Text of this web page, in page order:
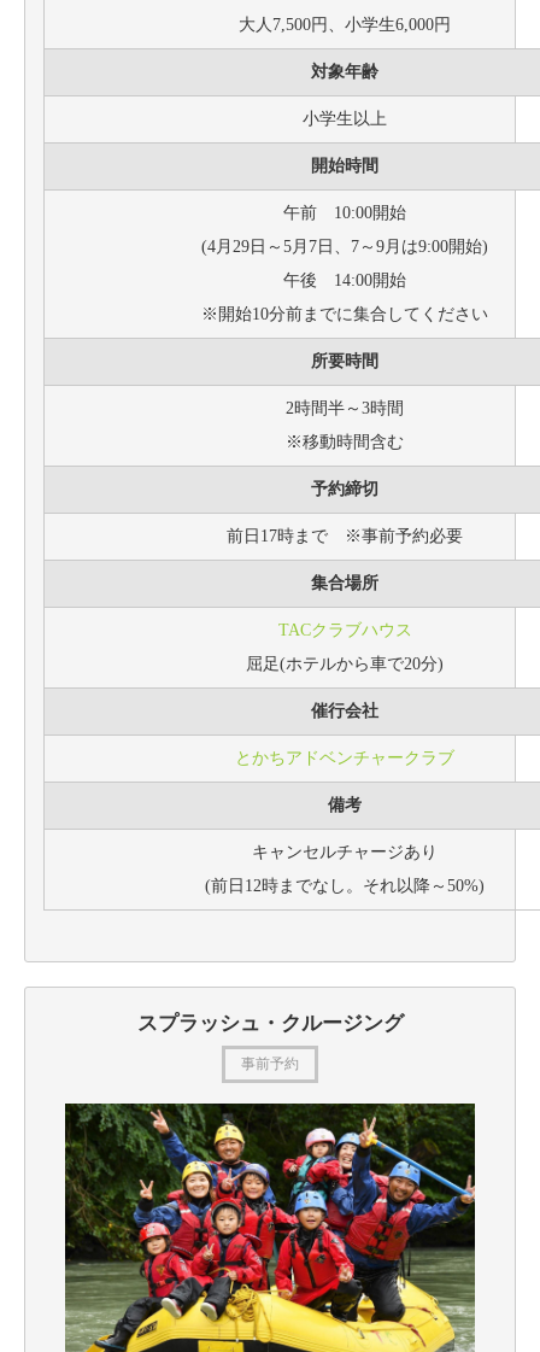
大人7,500円、小学生6,000円
対象年齢
小学生以上
開始時間
午前 10:00開始
(4月29日～5月7日、7～9月は9:00開始)
午後 14:00開始
※開始10分前までに集合してください
所要時間
2時間半～3時間
※移動時間含む
予約締切
前日17時まで ※事前予約必要
集合場所
TACクラブハウス
屈足(ホテルから車で20分)
催行会社
とかちアドベンチャークラブ
備考
キャンセルチャージあり
(前日12時までなし。それ以降～50%)
スプラッシュ・クルージング
事前予約